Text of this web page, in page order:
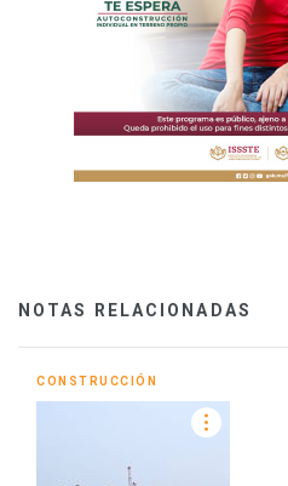
NOTAS RELACIONADAS
CONSTRUCCIÓN